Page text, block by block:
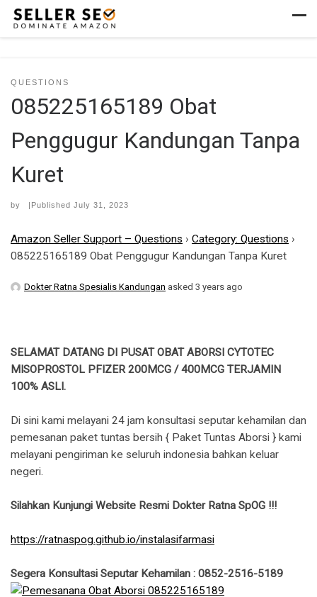
Skip to content
QUESTIONS
085225165189 Obat
Penggugur Kandungan Tanpa
Kuret
by |Published July 31, 2023
Amazon Seller Support – Questions › Category: Questions ›
085225165189 Obat Penggugur Kandungan Tanpa Kuret
Dokter Ratna Spesialis Kandungan asked 3 years ago
SELAMAT DATANG DI PUSAT OBAT ABORSI CYTOTEC
MISOPROSTOL PFIZER 200MCG / 400MCG TERJAMIN
100% ASLI.
Di sini kami melayani 24 jam konsultasi seputar kehamilan dan
pemesanan paket tuntas bersih { Paket Tuntas Aborsi } kami
melayani pengiriman ke seluruh indonesia bahkan keluar
negeri.
Silahkan Kunjungi Website Resmi Dokter Ratna SpOG !!!
https://ratnaspog.github.io/instalasifarmasi
Segera Konsultasi Seputar Kehamilan : 0852-2516-5189